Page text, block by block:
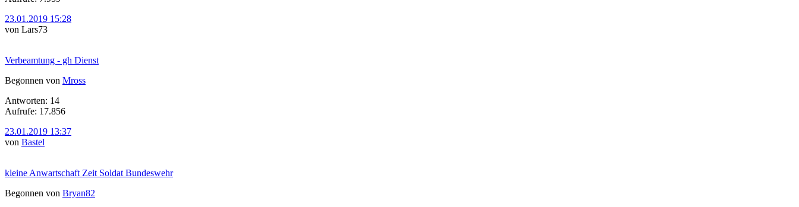
23.01.2019 15:28
von Lars73
Verbeamtung - gh Dienst
Begonnen von Mross
Antworten: 14
Aufrufe: 17.856
23.01.2019 13:37
von Bastel
kleine Anwartschaft Zeit Soldat Bundeswehr
Begonnen von Bryan82